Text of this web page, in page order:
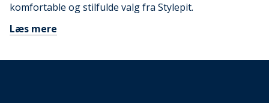
komfortable og stilfulde valg fra Stylepit.
Læs mere